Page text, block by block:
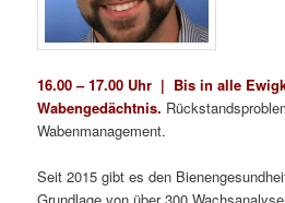
16.00 – 17.00 Uhr | Bis in alle
Wabengedächtnis.
Wabenmanagement.
Seit 2015 gibt es den